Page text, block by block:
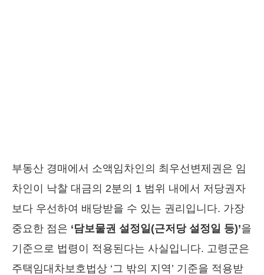
부동산 경매에서 소액임차인의 최우선변제권은 임
차인이 낙찰 대금의 2분의 1 범위 내에서 저당권자
보다 우선하여 배당받을 수 있는 권리입니다. 가장
중요한 점은 ‘담보물권 설정일(근저당 설정일 등)’을
기준으로 법령이 적용된다는 사실입니다. 고령군은
주택임대차보호법상 ‘그 밖의 지역’ 기준을 적용받